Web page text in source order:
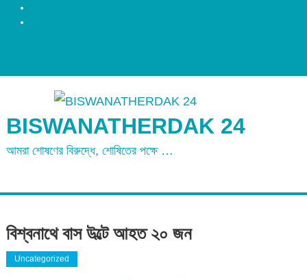
BISWANATHERDAK 24
আমরা শোষণের বিরুদ্ধে, শোষিতের পক্ষে …
বিশ্বনাথে বাস উল্টে আহত ২০ জন
Uncategorized